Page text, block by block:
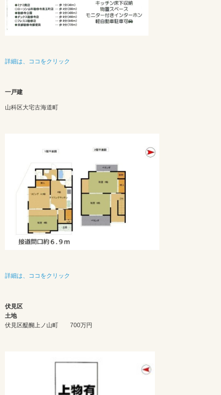
詳細は、ココをクリック
一戸建
山科区大宅古海道町
詳細は、ココをクリック
伏見区
土地
伏見区醍醐上ノ山町 700万円